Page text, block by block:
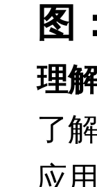
图
理
了
应